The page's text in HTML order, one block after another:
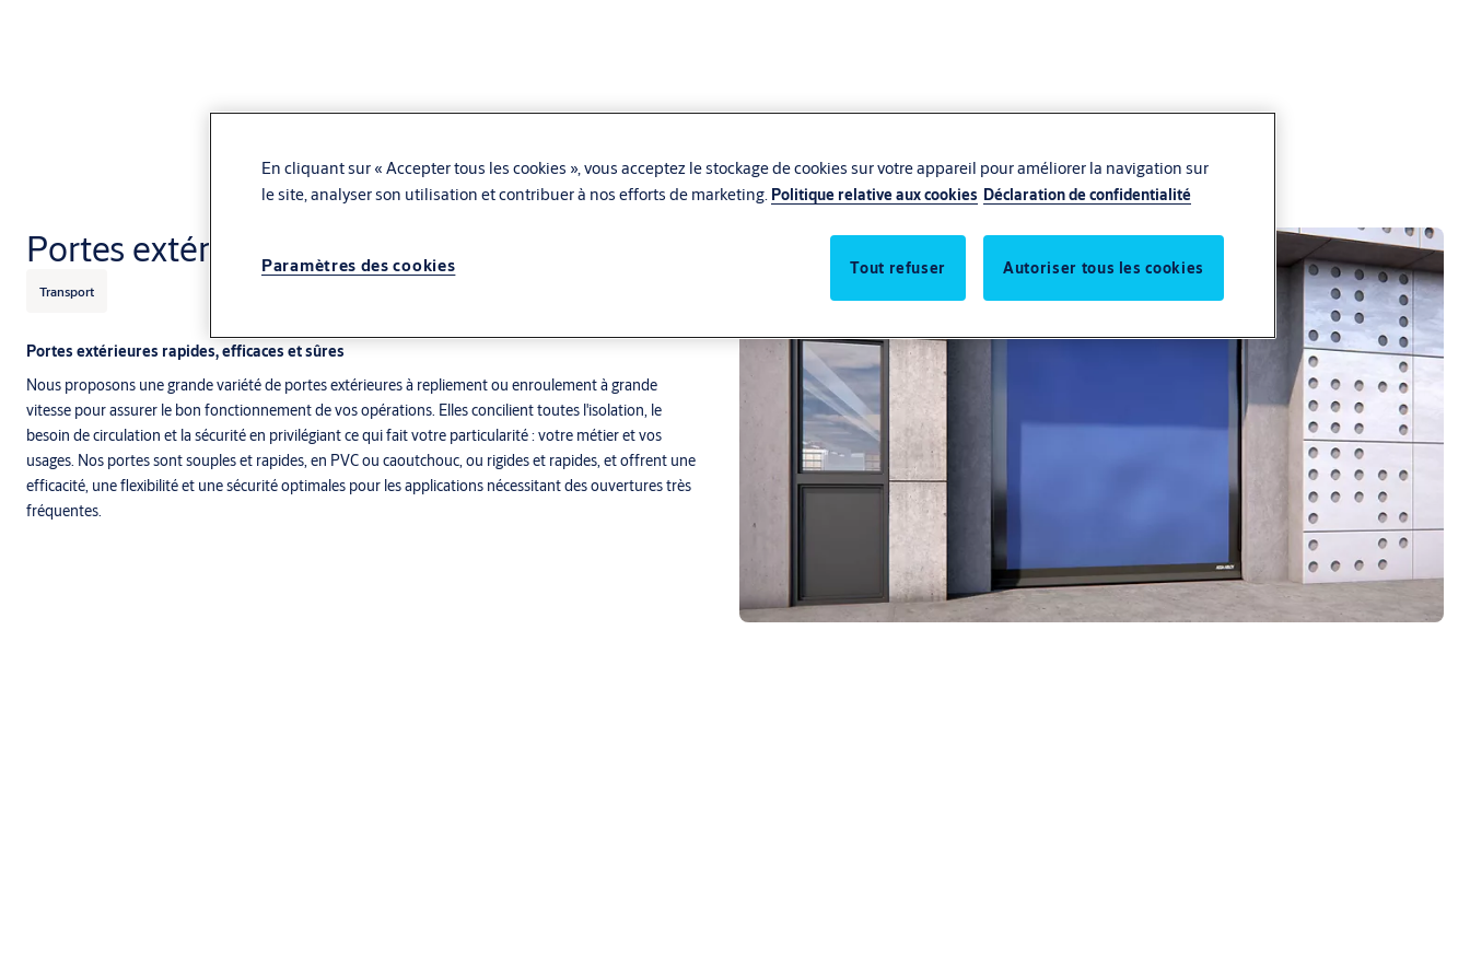
Portes extérieures
Transport
Portes extérieures rapides, efficaces et sûres
Nous proposons une grande variété de portes extérieures à repliement ou enroulement à grande
vitesse pour assurer le bon fonctionnement de vos opérations. Elles concilient toutes l'isolation, le
besoin de circulation et la sécurité en privilégiant ce qui fait votre particularité : votre métier et vos
usages. Nos portes sont souples et rapides, en PVC ou caoutchouc, ou rigides et rapides, et offrent une
efficacité, une flexibilité et une sécurité optimales pour les applications nécessitant des ouvertures très
fréquentes.
En cliquant sur « Accepter tous les cookies », vous acceptez le stockage de cookies sur votre appareil pour améliorer la navigation sur
le site, analyser son utilisation et contribuer à nos efforts de marketing. Politique relative aux cookies Déclaration de confidentialité
Paramètres des cookies Tout refuser Autoriser tous les cookies